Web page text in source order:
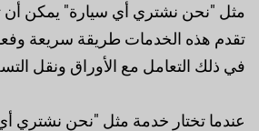
مثل "نحن نشتري أي سيارة" يمكن أن
تقدم هذه الخدمات طريقة سريعة
في ذلك التعامل مع الأوراق ونقل
عندما تختار خدمة مثل "نحن نشتري